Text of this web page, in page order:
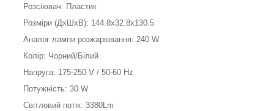
Розсіювач: Пластик
Розміри (ДхШхВ): 144.8х32.8х130.5
Аналог лампи розжарювання: 240 W
Колір: Чорний/Білий
Напруга: 175-250 V / 50-60 Hz
Потужність: 30 W
Світловий потік: 3380Lm